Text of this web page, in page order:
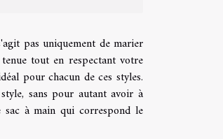
pas uniquement de marier
tout en respectant votre
pour chacun de ces styles.
sans pour autant avoir à
à main qui correspond le